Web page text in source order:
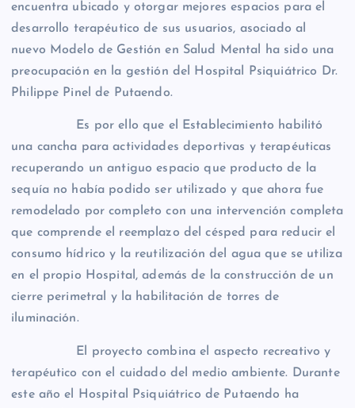
encuentra ubicado y otorgar mejores espacios para el
desarrollo terapéutico de sus usuarios, asociado al
nuevo Modelo de Gestión en Salud Mental ha sido una
preocupación en la gestión del Hospital Psiquiátrico Dr.
Philippe Pinel de Putaendo.
Es por ello que el Establecimiento habilitó
una cancha para actividades deportivas y terapéuticas
recuperando un antiguo espacio que producto de la
sequía no había podido ser utilizado y que ahora fue
remodelado por completo con una intervención completa
que comprende el reemplazo del césped para reducir el
consumo hídrico y la reutilización del agua que se utiliza
en el propio Hospital, además de la construcción de un
cierre perimetral y la habilitación de torres de
iluminación.
El proyecto combina el aspecto recreativo y
terapéutico con el cuidado del medio ambiente. Durante
este año el Hospital Psiquiátrico de Putaendo ha